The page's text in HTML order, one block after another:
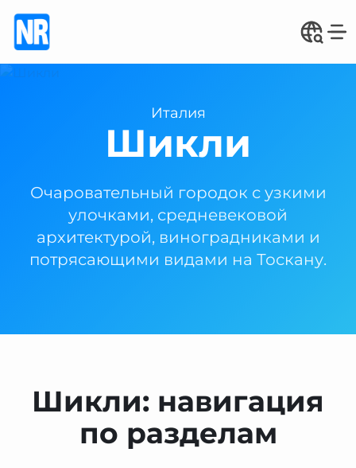
Италия
Шикли
Очаровательный городок с узкими
улочками, средневековой
архитектурой, виноградниками и
потрясающими видами на Тоскану.
Шикли: навигация
по разделам